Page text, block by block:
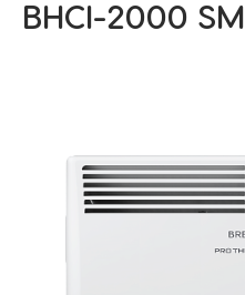
BHCI-2000 SM